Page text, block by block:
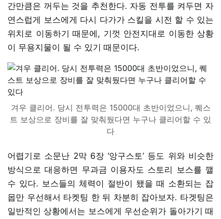
간만큼은 꺼두는 것을 추천한다. 자동 전투를 켜두면 자
연스럽게 보스에게 다시 다가가 스킬을 시전 할 수 있는
위치로 이동하기 때문에, 기껏 안전지대로 이동한 상황
이 무용지물이 될 수 있기 때문이다.
겨우 클리어. 당시 전투력은 15000대 초반이었으니, 퀘스
트 보상으로 장비를 잘 맞춰뒀다면 누구나 클리어할 수 있
다
어렵기로 소문난 2막 6장 ‘앙구스토’ 등도 위와 비슷한
방식으로 대응하면 무과금 이용자도 스토리 보스를 깰
수 있다. 보스들의 체력이 절반이 됐을 때 소환되는 잡
몹만 우선해서 타켓팅 한 뒤 차분히 잡아보자. 타겟팅은
일반적인 상황에서는 보스에게 우선순위가 돌아가기 때